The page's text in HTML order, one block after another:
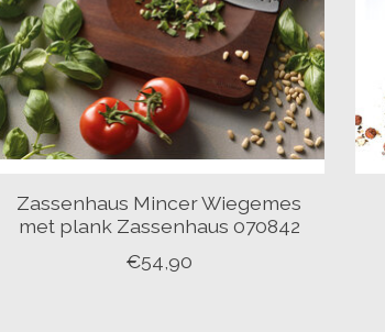
Zassenhaus Mincer Wiegemes
met plank Zassenhaus 070842
€54,90